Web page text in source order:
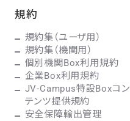
規約
規約集（ユーザ用）
規約集（機関用）
個別機関Box利用規約
企業Box利用規約
JV-Campus特設Boxコン
テンツ提供規約
安全保障輸出管理